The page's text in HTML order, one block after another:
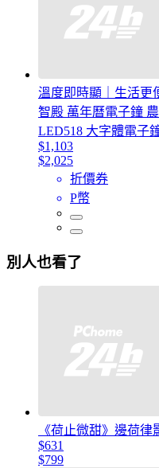
溫度即時顯｜生活更
智殿 萬年曆電子鐘
LED518 大字體電子
$1,103
$2,025
折價券
P幣
別人也看了
《荷止微甜》邊荷律
$631
$799